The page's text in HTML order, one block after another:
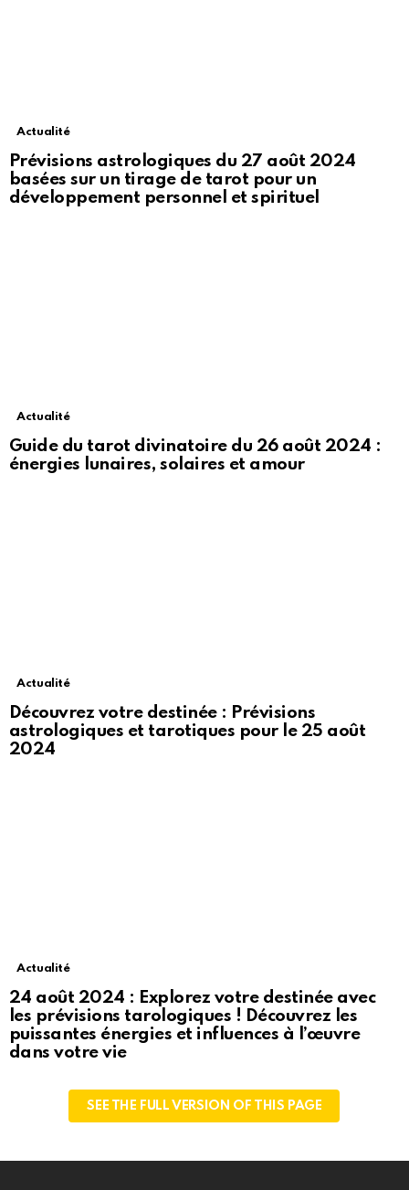
Actualité
Prévisions astrologiques du 27 août 2024
basées sur un tirage de tarot pour un
développement personnel et spirituel
Actualité
Guide du tarot divinatoire du 26 août 2024 :
énergies lunaires, solaires et amour
Actualité
Découvrez votre destinée : Prévisions
astrologiques et tarotiques pour le 25 août
2024
Actualité
24 août 2024 : Explorez votre destinée avec
les prévisions tarologiques ! Découvrez les
puissantes énergies et influences à l’œuvre
dans votre vie
SEE THE FULL VERSION OF THIS PAGE